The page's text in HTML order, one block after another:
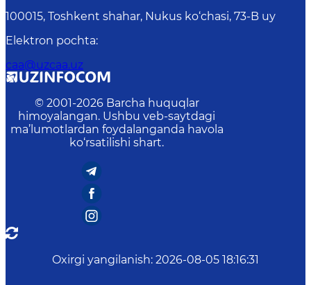
100015, Toshkent shahar, Nukus ko‘chasi, 73-B uу
Elektron pochta:
caa@uzcaa.uz
© 2001-2026 Barcha huquqlar
himoyalangan. Ushbu veb-saytdagi
ma’lumotlardan foydalanganda havola
ko‘rsatilishi shart.
Oxirgi yangilanish: 2026-08-05 18:16:31